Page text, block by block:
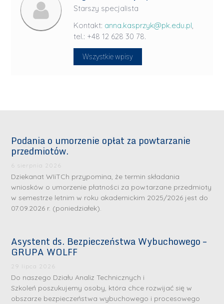
Starszy specjalista
Kontakt: anna.kasprzyk@pk.edu.pl,
tel.: +48 12 628 30 78.
Wszystkie wpisy
Podania o umorzenie opłat za powtarzanie
przedmiotów.
6 sierpnia 2026
Dziekanat WIiTCh przypomina, że termin składania
wniosków o umorzenie płatności za powtarzane przedmioty
w semestrze letnim w roku akademickim 2025/2026 jest do
07.09.2026 r. (poniedziałek).
Asystent ds. Bezpieczeństwa Wybuchowego –
GRUPA WOLFF
29 lipca 2026
Do naszego Działu Analiz Technicznych i
Szkoleń poszukujemy osoby, która chce rozwijać się w
obszarze bezpieczeństwa wybuchowego i procesowego